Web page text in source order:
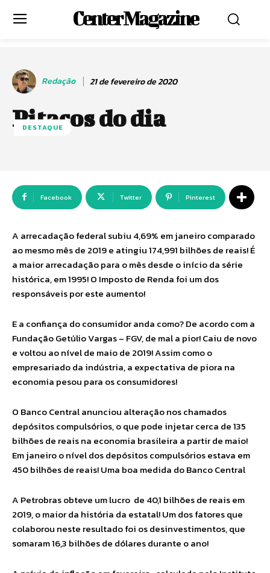
Center Magazine
Redação 21 de fevereiro de 2020
Pitacos do dia
DESTAQUE
Facebook Twitter Pinterest
A arrecadação federal subiu 4,69% em janeiro comparado
ao mesmo mês de 2019 e atingiu 174,991 bilhões de reais! É
a maior arrecadação para o mês desde o início da série
histórica, em 1995! O Imposto de Renda foi um dos
responsáveis por este aumento!
E a confiança do consumidor anda como? De acordo com a
Fundação Getúlio Vargas – FGV, de mal a pior! Caiu de novo
e voltou ao nível de maio de 2019! Assim como o
empresariado da indústria, a expectativa de piora na
economia pesou para os consumidores!
O Banco Central anunciou alteração nos chamados
depósitos compulsórios, o que pode injetar cerca de 135
bilhões de reais na economia brasileira a partir de maio!
Em janeiro o nível dos depósitos compulsórios estava em
450 bilhões de reais! Uma boa medida do Banco Central
A Petrobras obteve um lucro de 40,1 bilhões de reais em
2019, o maior da história da estatal! Um dos fatores que
colaborou neste resultado foi os desinvestimentos, que
somaram 16,3 bilhões de dólares durante o ano!